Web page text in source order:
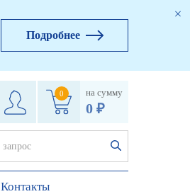
Подробнее
0 на сумму
0 ₽
Контакты